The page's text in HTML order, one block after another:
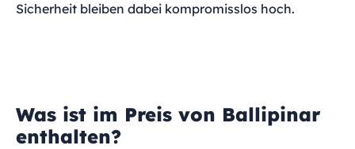
Sicherheit bleiben dabei kompromisslos hoch.
Was ist im Preis von Ballipinar
enthalten?